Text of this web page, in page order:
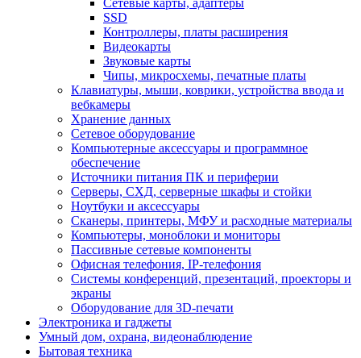
Сетевые карты, адаптеры
SSD
Контроллеры, платы расширения
Видеокарты
Звуковые карты
Чипы, микросхемы, печатные платы
Клавиатуры, мыши, коврики, устройства ввода и
вебкамеры
Хранение данных
Сетевое оборудование
Компьютерные аксессуары и программное
обеспечение
Источники питания ПК и периферии
Серверы, СХД, серверные шкафы и стойки
Ноутбуки и аксессуары
Сканеры, принтеры, МФУ и расходные материалы
Компьютеры, моноблоки и мониторы
Пассивные сетевые компоненты
Офисная телефония, IP-телефония
Системы конференций, презентаций, проекторы и
экраны
Оборудование для 3D-печати
Электроника и гаджеты
Умный дом, охрана, видеонаблюдение
Бытовая техника